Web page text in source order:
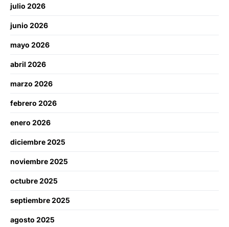
julio 2026
junio 2026
mayo 2026
abril 2026
marzo 2026
febrero 2026
enero 2026
diciembre 2025
noviembre 2025
octubre 2025
septiembre 2025
agosto 2025